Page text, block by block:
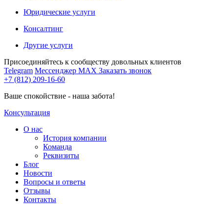
Юридические услуги
Консалтинг
Другие услуги
Присоединяйтесь к сообществу довольных клиентов
Telegram Мессенджер MAX Заказать звонок
+7 (812) 209-16-60
Ваше спокойствие - наша забота!
Консультация
О нас
История компании
Команда
Реквизиты
Блог
Новости
Вопросы и ответы
Отзывы
Контакты